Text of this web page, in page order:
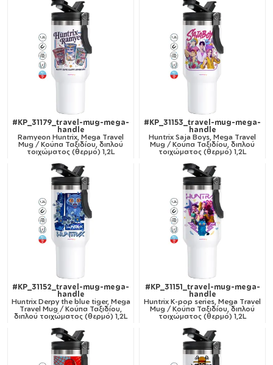
#KP_31179_travel-mug-mega-
handle
Ramyeon Huntrix, Mega Travel
Mug / Κούπα Ταξιδίου, διπλού
τοιχώματος (θερμό) 1,2L
#KP_31153_travel-mug-mega-
handle
Huntrix Saja Boys, Mega Travel
Mug / Κούπα Ταξιδίου, διπλού
τοιχώματος (θερμό) 1,2L
#KP_31152_travel-mug-mega-
handle
Huntrix Derpy the blue tiger, Mega
Travel Mug / Κούπα Ταξιδίου,
διπλού τοιχώματος (θερμό) 1,2L
#KP_31151_travel-mug-mega-
handle
Huntrix K-pop series, Mega Travel
Mug / Κούπα Ταξιδίου, διπλού
τοιχώματος (θερμό) 1,2L